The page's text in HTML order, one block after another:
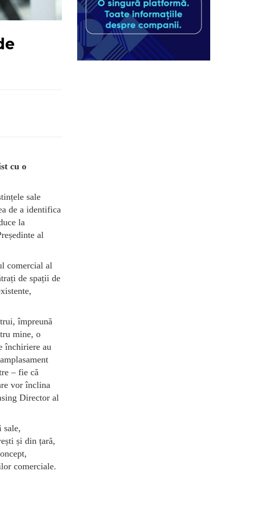
cu o
sale
de a identifica
la
al
comercial al
de spații de
împreună
mine, o
închiriere au
– fie că
vor înclina
Director al
sale,
și din țară,
comerciale.